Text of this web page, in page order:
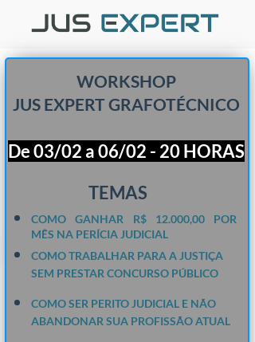
WORKSHOP
JUS EXPERT GRAFOTÉCNICO
De 03/02 a06/02 - 20HORAS
​​​​​​​TEMAS
COMO GANHAR R$ 12.000,00 POR
MÊS NA PERÍCIA JUDICIAL
COMO TRABALHAR PARA A JUSTIÇA
SEM PRESTAR CONCURSO PÚBLICO
COMO SER PERITO JUDICIAL E NÃO
ABANDONAR SUA PROFISSÃO ATUAL